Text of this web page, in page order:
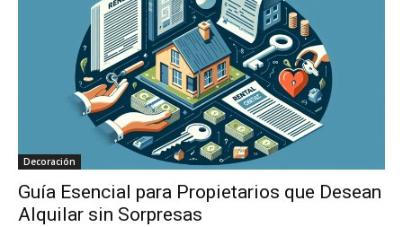
Decoración
Guía Esencial para Propietarios que Desean
Alquilar sin Sorpresas